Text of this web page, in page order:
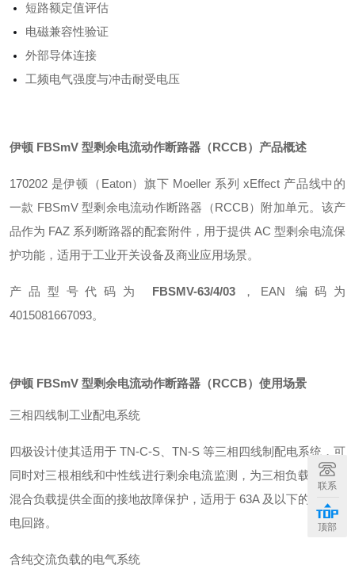
短路额定值评估
电磁兼容性验证
外部导体连接
工频电气强度与冲击耐受电压
伊顿 FBSmV 型剩余电流动作断路器（RCCB） 产品概述
170202 是伊顿（Eaton）旗下 Moeller 系列 xEffect 产品线中的
一款 FBSmV 型剩余电流动作断路器（RCCB）附加单元。该产
品作为 FAZ 系列断路器的配套附件，用于提供 AC 型剩余电流保
护功能，适用于工业开关设备及商业应用场景。
产品型号代码为 FBSMV-63/4/03，EAN 编码为
4015081667093。
伊顿 FBSmV 型剩余电流动作断路器（RCCB） 使用场景
三相四线制工业配电系统
四极设计使其适用于 TN-C-S、TN-S 等三相四线制配电系统，可
同时对三根相线和中性线进行剩余电流监测，为三相负载及单相
混合负载提供全面的接地故障保护，适用于 63A 及以下的工业配
电回路。
含纯交流负载的电气系统
联系
顶部